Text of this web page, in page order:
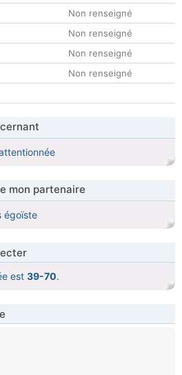
Non renseigné
Non renseigné
Non renseigné
Non renseigné
mon partenaire
égoïste
est 39-70.